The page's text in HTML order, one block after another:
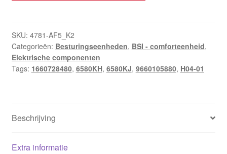
Intelligente
BSI-
eenheid
Citroën
hoeveelheid
SKU: 4781-AF5_K2
Categorieën: Besturingseenheden, BSI - comforteenheid,
Elektrische componenten
Tags: 1660728480, 6580KH, 6580KJ, 9660105880, H04-01
Beschrijving
Extra informatie